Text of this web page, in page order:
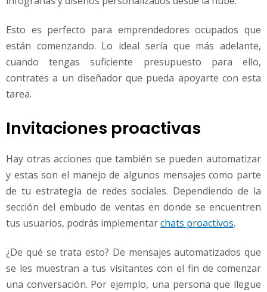
Esto es perfecto para emprendedores ocupados que
están comenzando. Lo ideal sería que más adelante,
cuando tengas suficiente presupuesto para ello,
contrates a un diseñador que pueda apoyarte con esta
tarea.
Invitaciones proactivas
Hay otras acciones que también se pueden automatizar
y estas son el manejo de algunos mensajes como parte
de tu estrategia de redes sociales. Dependiendo de la
sección del embudo de ventas en donde se encuentren
tus usuarios, podrás implementarchats proactivos.
¿De qué se trata esto? De mensajes automatizados que
se les muestran a tus visitantes con el fin de comenzar
una conversación. Por ejemplo, una persona que llegue